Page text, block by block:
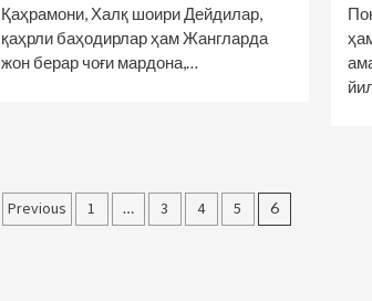
Қаҳрамони, Халқ шоири Дейдилар,
қаҳрли баҳодирлар ҳам Жангларда
жон берар чоғи мардона,…
Maqolalar
Previous 1 … 3 4 5 6